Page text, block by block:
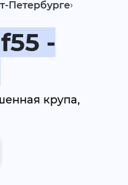
Петербурге›
-
крупа,